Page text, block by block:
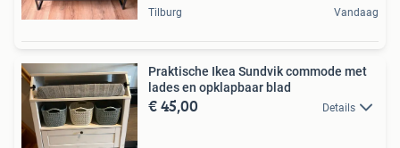
Tilburg Vandaag
Praktische Ikea Sundvik commode met
lades en opklapbaar blad
€ 45,00 Details